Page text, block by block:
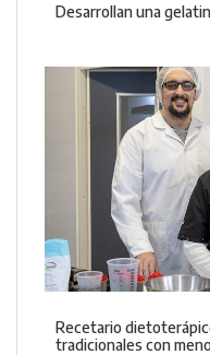
Desarrollan una
Recetario
tradicionales con